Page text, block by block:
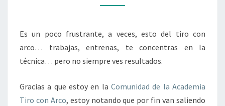
LAS
Es un poco frustrante, a veces, esto del tiro con
arco… trabajas, entrenas, te concentras en la
técnica… pero no siempre ves resultados.
Gracias a que estoy en la Comunidad de la Academia
Tiro con Arco, estoy notando que por fin van saliendo